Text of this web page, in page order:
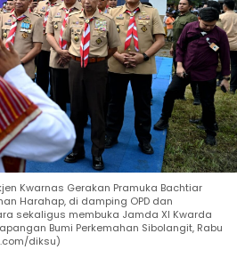
Kwarnas Gerakan Pramuka Bachtiar
Harahap, di damping OPD dan
sekaligus membuka Jamda XI Kwarda
Bumi Perkemahan Sibolangit, Rabu
diksu)